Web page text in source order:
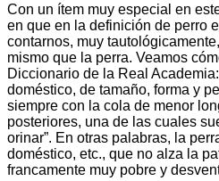
Con un ítem muy especial en
en que en la definición de perro
contarnos, muy
mismo que la perra. Veamos
Diccionario de la Real
doméstico, de tamaño, forma y
siempre con la cola de menor
posteriores, una de las cuales
orinar”. En otras palabras, la
doméstico, etc., que no alza la
francamente muy pobre y